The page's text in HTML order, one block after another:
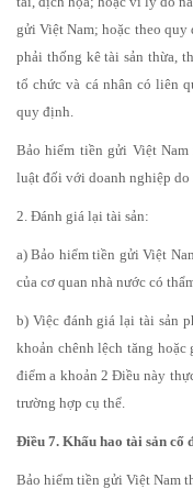
gửi Việt Nam; hoặc theo
phải thống kê tài sản thừa,
tổ chức và cá nhân có liên
quy định.
Bảo hiểm tiền gửi Việt
luật đối với doanh nghiệp
2. Đánh giá lại tài sản:
a) Bảo hiểm tiền gửi Việt
của cơ quan nhà nước có
b) Việc đánh giá lại tài sản
khoản chênh lệch tăng
điểm a khoản 2 Điều này
trường hợp cụ thể.
Điều 7. Khấu hao tài sản cố
Bảo hiểm tiền gửi Việt Nam